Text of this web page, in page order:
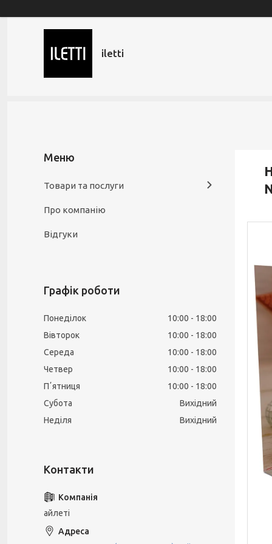
iletti
Товари та послуги
Про компанію
Відгуки
Графік роботи
Понеділок 10:00
18:00
Вівторок
10:00
18:00
Середа
10:00
18:00
Четвер
10:00
18:00
Пʼятниця
10:00
18:00
Субота
Вихідний
Неділя
Вихідний
айлеті